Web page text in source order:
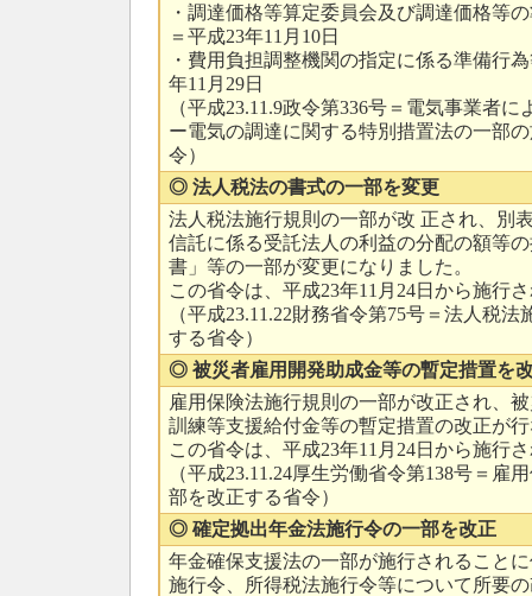
・調達価格等算定委員会及び調達価格等
＝平成23年11月10日
・費用負担調整機関の指定に係る準備行
年11月29日
（平成23.11.9政令第336号＝電気事業者
ー電気の調達に関する特別措置法の一部
令）
◎ 法人税法の書式の一部を変更
法人税法施行規則の一部が改 正され、別
信託に係る受託法人の利益の分配の額等
書」等の一部が変更になりました。
この省令は、平成23年11月24日から施行
（平成23.11.22財務省令第75号＝法人税
する省令）
◎ 被災者雇用開発助成金等の暫定措置を
雇用保険法施行規則の一部が改正され、
訓練等支援給付金等の暫定措置の改正が
この省令は、平成23年11月24日から施行
（平成23.11.24厚生労働省令第138号＝雇
部を改正する省令）
◎ 確定拠出年金法施行令の一部を改正
年金確保支援法の一部が施行されること
施行令、所得税法施行令等について所要